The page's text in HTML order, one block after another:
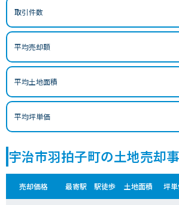
取引件数
平均売却額
平均土地面積
平均坪単価
宇治市羽拍子町の土地売却
売却価格 最寄駅 駅徒歩 土地面積 坪